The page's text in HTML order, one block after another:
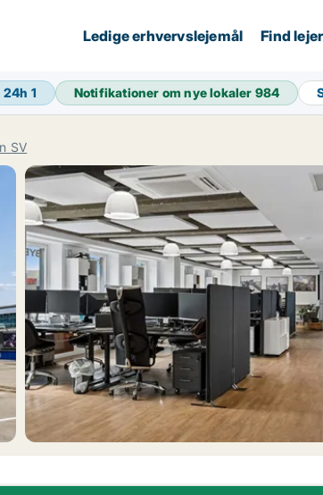
Ledige erhvervslejemål Find lejer
24h 1 Notifikationer om nye lokaler 984
SV